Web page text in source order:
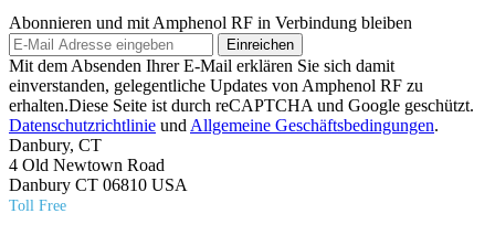
Abonnieren und mit Amphenol RF in Verbindung bleiben
Einreichen
Mit dem Absenden Ihrer E-Mail erklären Sie sich damit
einverstanden, gelegentliche Updates von Amphenol RF zu
erhalten.Diese Seite ist durch reCAPTCHA und Google geschützt.
Datenschutzrichtlinie und Allgemeine Geschäftsbedingungen.
Danbury, CT
4 Old Newtown Road
Danbury CT 06810 USA
Toll Free